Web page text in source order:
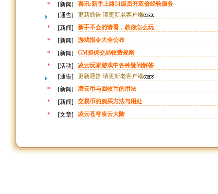
*
[新闻]
喜讯:新手上路51级后开双倍经验服务
[通告]
更新通告:请更新老客户端
*
[新闻]
新手不会的请看，教你怎么玩
*
[新闻]
游戏指令大全公布
*
[新闻]
GM担保交易收费规则
*
[活动]
凌云玩家游戏中各种疑问解答
[通告]
更新通告:请更新老客户端
*
[新闻]
凌云币与回收币的用法
*
[新闻]
交易币的购买方法与用处
*
[文章] 凌云苍穹凌云大陆